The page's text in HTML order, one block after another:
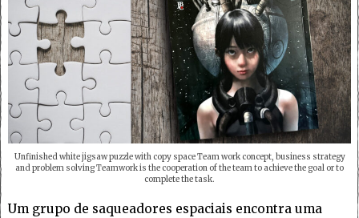
Unfinished white jigsaw puzzle with copy space Team work concept, business strategy
and problem solving Teamwork is the cooperation of the team to achieve the goal or to
complete the task.
Um grupo de saqueadores espaciais encontra uma